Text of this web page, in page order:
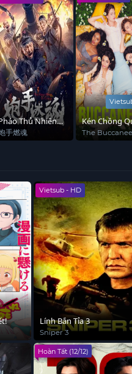
cuộc đối đầu Âm Dương đầy
Thủ Nhiên
手燃魂
Kén Chồng
Tộc (Phần 1)
The
(Season 1)
Vietsub - HD
Lính Bắn Tỉa 3
Sniper 3
Hoàn Tất (12/12)